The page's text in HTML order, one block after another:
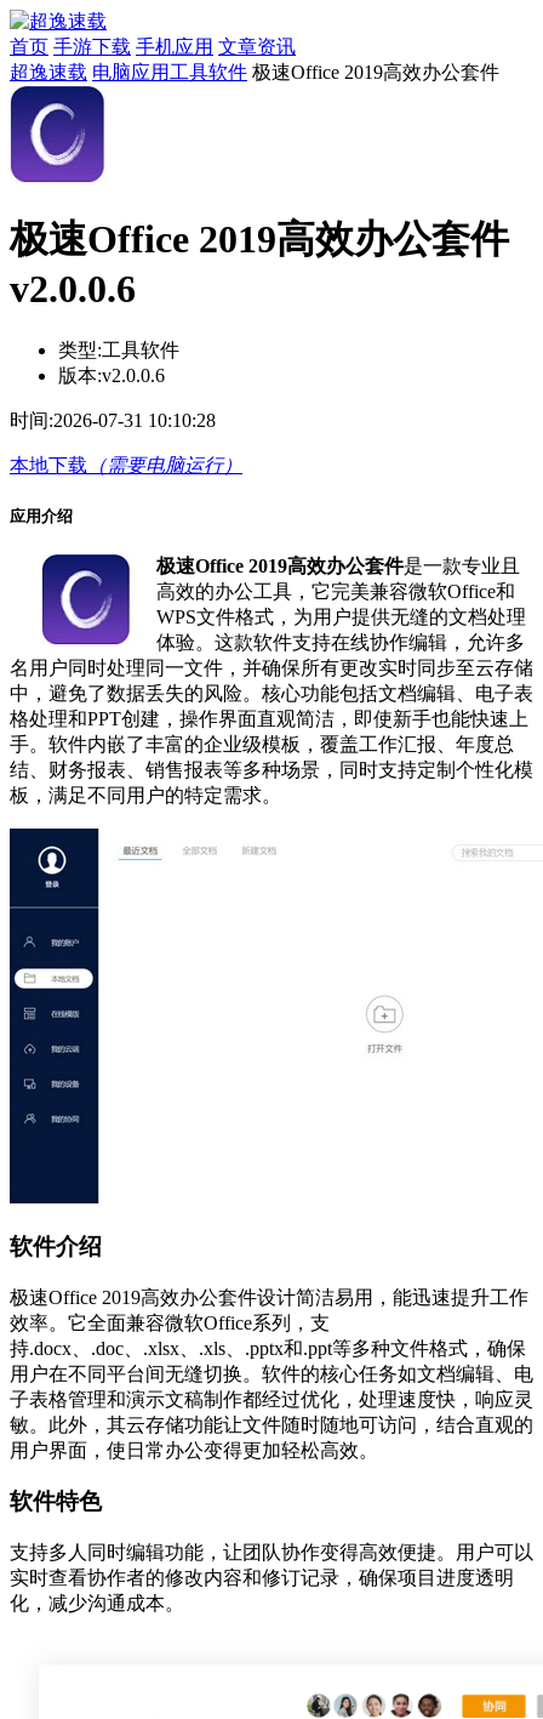
首页 手游下载 手机应用 文章资讯
超逸速载 电脑应用 工具软件 极速Office 2019高效办公套件
极速Office 2019高效办公套件
v2.0.0.6
类型:工具软件
版本:v2.0.0.6
时间:2026-07-31 10:10:28
本地下载 （需要电脑运行）
应用介绍
极速Office 2019高效办公套件是一款专业且
高效的办公工具，它完美兼容微软Office和
WPS文件格式，为用户提供无缝的文档处理
体验。这款软件支持在线协作编辑，允许多
名用户同时处理同一文件，并确保所有更改实时同步至云存储
中，避免了数据丢失的风险。核心功能包括文档编辑、电子表
格处理和PPT创建，操作界面直观简洁，即使新手也能快速上
手。软件内嵌了丰富的企业级模板，覆盖工作汇报、年度总
结、财务报表、销售报表等多种场景，同时支持定制个性化模
板，满足不同用户的特定需求。
软件介绍
极速Office 2019高效办公套件设计简洁易用，能迅速提升工作
效率。它全面兼容微软Office系列，支
持.docx、.doc、.xlsx、.xls、.pptx和.ppt等多种文件格式，确保
用户在不同平台间无缝切换。软件的核心任务如文档编辑、电
子表格管理和演示文稿制作都经过优化，处理速度快，响应灵
敏。此外，其云存储功能让文件随时随地可访问，结合直观的
用户界面，使日常办公变得更加轻松高效。
软件特色
支持多人同时编辑功能，让团队协作变得高效便捷。用户可以
实时查看协作者的修改内容和修订记录，确保项目进度透明
化，减少沟通成本。